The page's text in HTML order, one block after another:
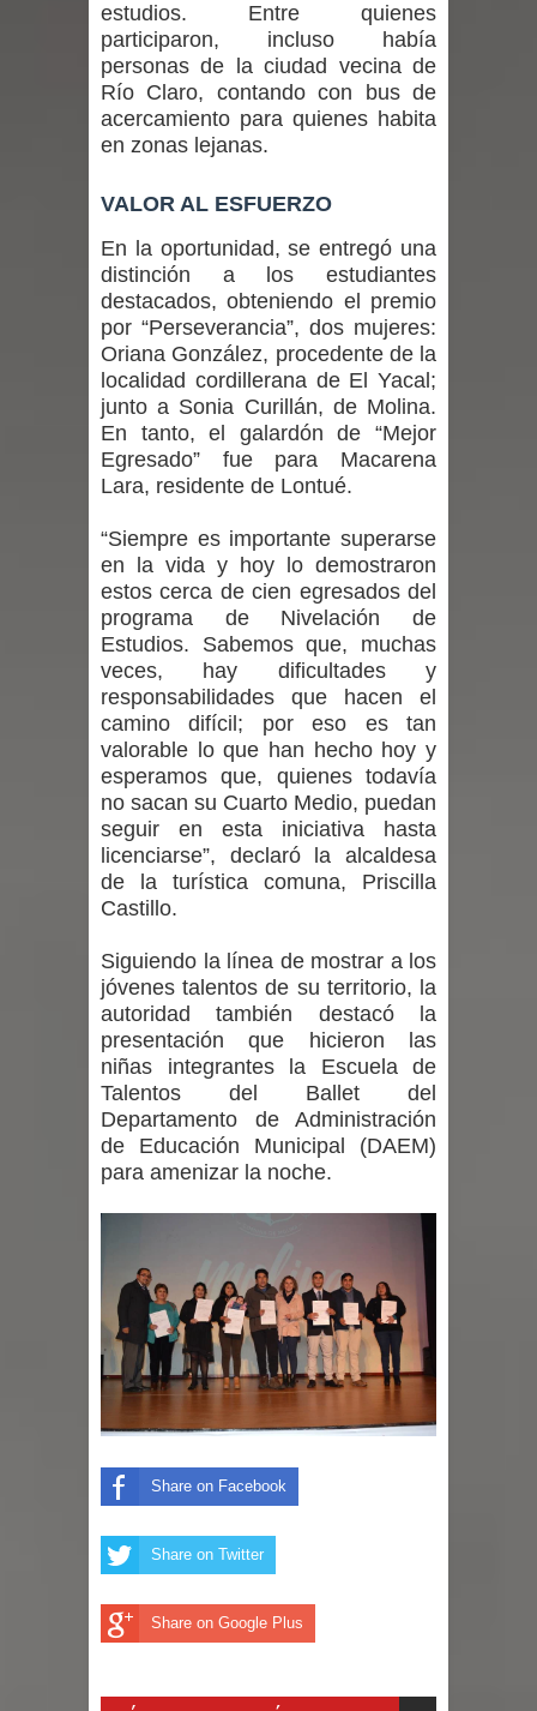
con comunidades escolares
Alta positividad en influenza hace que
expertos reiteren llamado a
ministra de Salud por dejar fuera a
Linares: “No dará la cara”
Seremi de Desarrollo Social y Familia
mantiene despliegue para apoyar a
niños y adolescentes durante la
emergencia.
Del anime al K-pop: especialistas U.
de Chile analizan el creciente interés
por las culturas japonesa y coreana
Renuncia del seremi Minvu en el
Maule golpea al Gobierno en medio de
denuncias por viviendas sociales en
Talca
proyecto de interconexión eléctrica
en la alta cordillera del Maule por su
impacto ambiental
INDAP entregó $189 millones en
incentivos a usuarios de PRODESAL
Municipalidad de Curicó apuesta a la
innovación en tecnología educativa
con nuevas pantallas interactivas del
Colegio El Boldo
Municipalidad de Curicó inició
proceso de vacunación escolar
estudios. Entre quienes
participaron, incluso había
personas de la ciudad vecina de
Río Claro, contando con bus de
acercamiento para quienes habita
en zonas lejanas.
VALOR AL ESFUERZO
En la oportunidad, se entregó una
distinción a los estudiantes
destacados, obteniendo el premio
por “Perseverancia”, dos mujeres:
Oriana González, procedente de la
localidad cordillerana de El Yacal;
junto a Sonia Curillán, de Molina.
En tanto, el galardón de “Mejor
Egresado” fue para Macarena
Lara, residente de Lontué.
“Siempre es importante superarse
en la vida y hoy lo demostraron
estos cerca de cien egresados del
programa de Nivelación de
Estudios. Sabemos que, muchas
veces, hay dificultades y
responsabilidades que hacen el
camino difícil; por eso es tan
valorable lo que han hecho hoy y
esperamos que, quienes todavía
no sacan su Cuarto Medio, puedan
seguir en esta iniciativa hasta
licenciarse”, declaró la alcaldesa
de la turística comuna, Priscilla
Castillo.
Siguiendo la línea de mostrar a los
jóvenes talentos de su territorio, la
autoridad también destacó la
presentación que hicieron las
niñas integrantes la Escuela de
Talentos del Ballet del
Departamento de Administración
de Educación Municipal (DAEM)
para amenizar la noche.
Share on Facebook
Share on Twitter
Share on Google Plus